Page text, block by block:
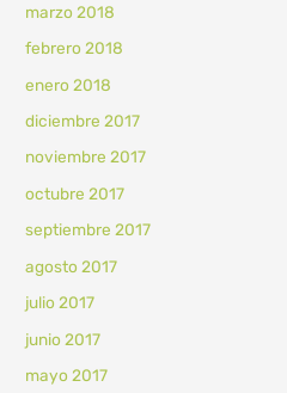
marzo 2018
febrero 2018
enero 2018
diciembre 2017
noviembre 2017
octubre 2017
septiembre 2017
agosto 2017
julio 2017
junio 2017
mayo 2017